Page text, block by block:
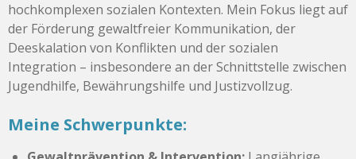
hochkomplexen sozialen Kontexten. Mein Fokus liegt auf
der Förderung gewaltfreier Kommunikation, der
Deeskalation von Konflikten und der sozialen
Integration – insbesondere an der Schnittstelle zwischen
Jugendhilfe, Bewährungshilfe und Justizvollzug.
Meine Schwerpunkte: